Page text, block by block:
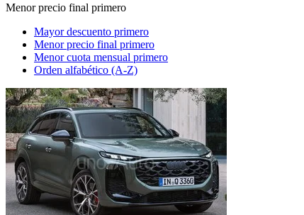
Menor precio final primero
Mayor descuento primero
Menor precio final primero
Menor cuota mensual primero
Orden alfabético (A-Z)